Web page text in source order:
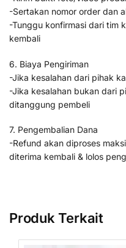
-Sertakan nomor order dan
-Tunggu konfirmasi dari tim
kembali
6. Biaya Pengiriman
-Jika kesalahan dari pihak
-Jika kesalahan bukan dari
ditanggung pembeli
7. Pengembalian Dana
-Refund akan diproses
diterima kembali & lolos
Produk Terkait